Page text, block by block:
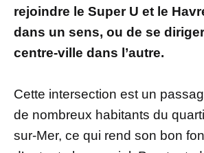
rejoindre le Super U et le
dans un sens, ou de se
centre-ville dans l’autre.
Cette intersection est un
de nombreux habitants du
sur-Mer, ce qui rend son bon